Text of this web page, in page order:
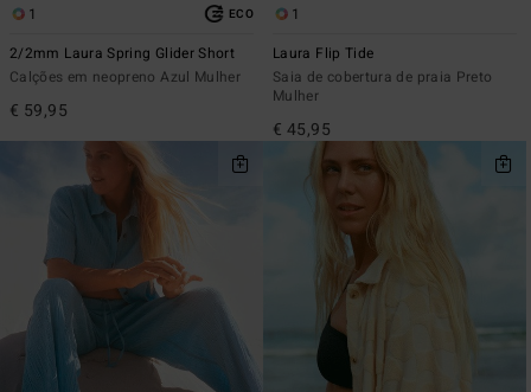
1 ECO
2/2mm Laura Spring Glider Short
Calções em neopreno Azul Mulher
€ 59,95
1
Laura Flip Tide
Saia de cobertura de praia Preto
Mulher
€ 45,95